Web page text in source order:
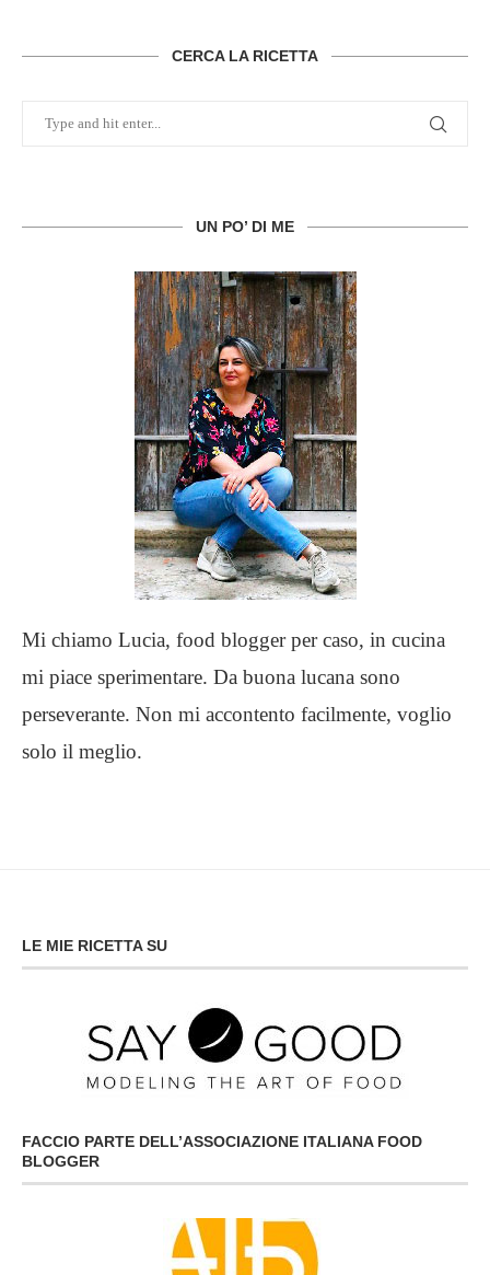
CERCA LA RICETTA
UN PO’ DI ME
Mi chiamo Lucia, food blogger per caso, in cucina
mi piace sperimentare. Da buona lucana sono
perseverante. Non mi accontento facilmente, voglio
solo il meglio.
LE MIE RICETTA SU
FACCIO PARTE DELL’ASSOCIAZIONE ITALIANA FOOD
BLOGGER